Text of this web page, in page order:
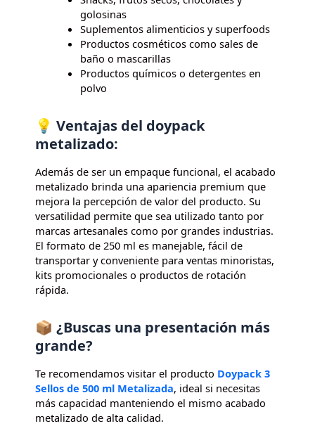
golosinas
Suplementos alimenticios y superfoods
Productos cosméticos como sales de
baño o mascarillas
Productos químicos o detergentes en
polvo
💡 Ventajas del doypack
metalizado:
Además de ser un empaque funcional, el acabado
metalizado brinda una apariencia premium que
mejora la percepción de valor del producto. Su
versatilidad permite que sea utilizado tanto por
marcas artesanales como por grandes industrias.
El formato de 250 ml es manejable, fácil de
transportar y conveniente para ventas minoristas,
kits promocionales o productos de rotación
rápida.
📦 ¿Buscas una presentación más
grande?
Te recomendamos visitar el producto Doypack 3
Sellos de 500 ml Metalizada, ideal si necesitas
más capacidad manteniendo el mismo acabado
metalizado de alta calidad.